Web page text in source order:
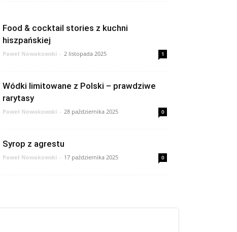
Food & cocktail stories z kuchni
hiszpańskiej
Paweł Nowakowski - 2 listopada 2025 1
Wódki limitowane z Polski – prawdziwe
rarytasy
Paweł Nowakowski - 28 października 2025 0
Syrop z agrestu
Paweł Nowakowski - 17 października 2025 0